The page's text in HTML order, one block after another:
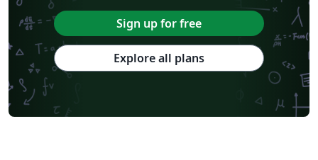
Sign up for free
Explore all plans